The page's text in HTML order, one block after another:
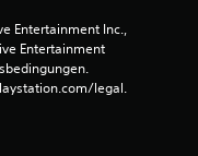
Entertainment Inc.,
Entertainment
legal.